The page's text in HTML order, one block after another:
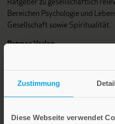
Zustimmung
Diese Webseite verwendet
Bereichen Psychologie und
Gesellschaft sowie Spiritualität.
Patmos Verlag